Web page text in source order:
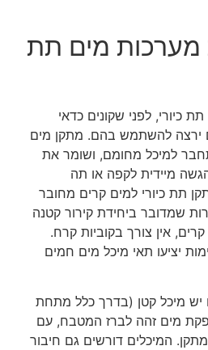
מערכות מים תת
כיורי, לפני שקונים כדאי
ירצה להשתמש בהם. מתקן מים
למיכל מחומם, ושומר את
מיידית לקפה או תה
תת כיורי למים קרים מחובר
שמדובר ביחידת קירור קטנה
אין צורך בקוביות קרח.
יציעו תאי מיכל מים חמים
יש מיכל קטן (בדרך כלל מתחת
מים זהה לברז המטבח, עם
המיכלים דורשים גם חיבור